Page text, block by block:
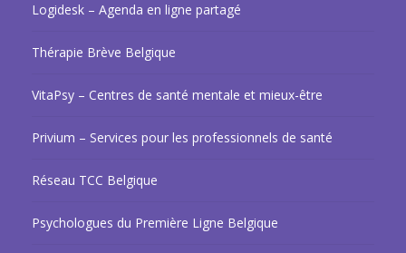
Logidesk – Agenda en ligne partagé
Thérapie Brève Belgique
VitaPsy – Centres de santé mentale et mieux-être
Privium – Services pour les professionnels de santé
Réseau TCC Belgique
Psychologues du Première Ligne Belgique